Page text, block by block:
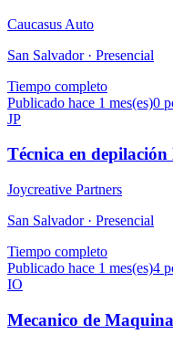
Caucasus Auto
San Salvador · Presencial
Tiempo completo
Publicado hace 1 mes(es)0
JP
Técnica en depilación
Joycreative Partners
San Salvador · Presencial
Tiempo completo
Publicado hace 1 mes(es)4
IO
Mecanico de